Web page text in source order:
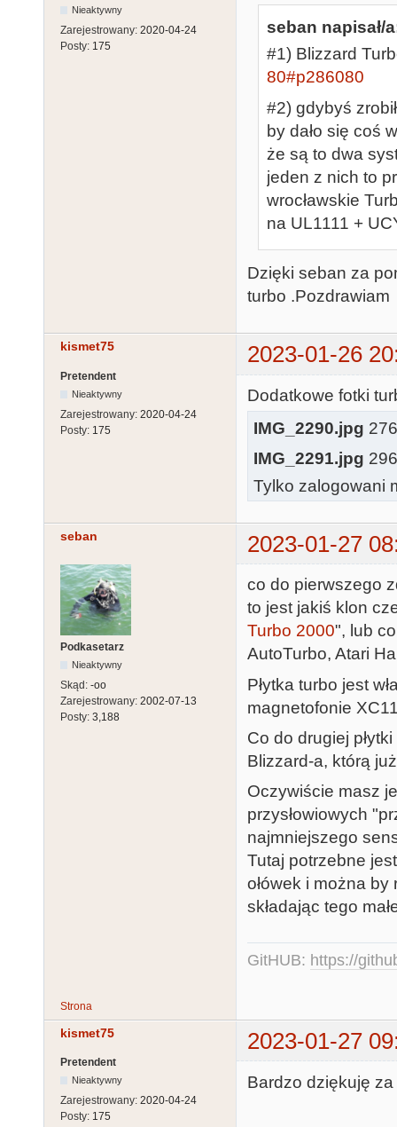
Nieaktywny
Zarejestrowany: 2020-04-24
Posty: 175
seban napisał/
#1) Blizzard
80#p286080
#2) gdybyś
by dało się coś
że są to dwa
jeden z nich to
wrocławskie
na UL1111 +
Dzięki seban za
turbo .Pozdrawiam
kismet75 2023-01-26
Pretendent
Nieaktywny
Zarejestrowany: 2020-04-24
Posty: 175
Dodatkowe fotki
IMG_2290.jpg
IMG_2291.jpg
Tylko zalogowani
seban 2023-01-27
Podkasetarz
Nieaktywny
Skąd: -oo
Zarejestrowany: 2002-07-13
Posty: 3,188
co do pierwszego
to jest jakiś klon
Turbo 2000", lub
AutoTurbo, Atari
Płytka turbo jest
magnetofonie
Co do drugiej
Blizzard-a, którą
Oczywiście masz
przysłowiowych
najmniejszego
Tutaj potrzebne
ołówek i można
składając tego
GitHUB: https://
Strona
kismet75 2023-01-27
Pretendent
Nieaktywny
Zarejestrowany: 2020-04-24
Posty: 175
Bardzo dziękuję